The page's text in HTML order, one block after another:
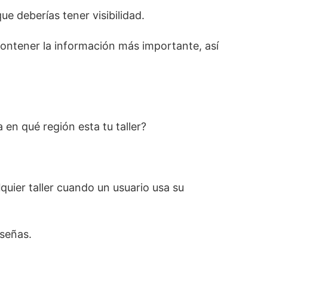
deberías tener visibilidad.
la información más importante, así
en qué región esta tu taller?
taller cuando un usuario usa su